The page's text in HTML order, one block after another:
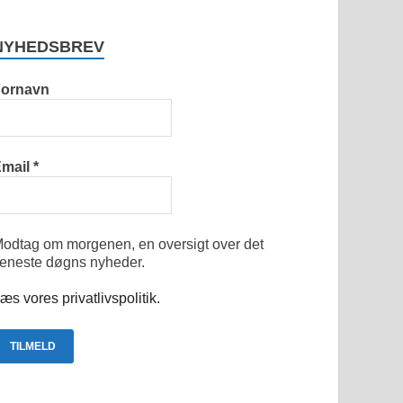
*
om morgenen, en oversigt over det
døgns nyheder.
vores privatlivspolitik.